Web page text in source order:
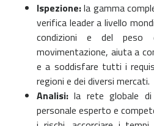
Ispezione:la gamma
verifica leader a livello
condizioni e del peso
movimentazione, aiuta a
e a soddisfare tutti i
regioni e dei diversi mercati.
Analisi:la rete globale
personale esperto e